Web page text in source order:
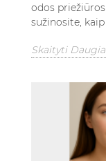
odos
sužinosite,
Skaityti